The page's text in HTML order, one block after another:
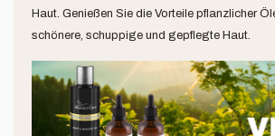
Haut. Genießen Sie die Vorteile pflanzlicher
schönere, schuppige und gepflegte Haut.